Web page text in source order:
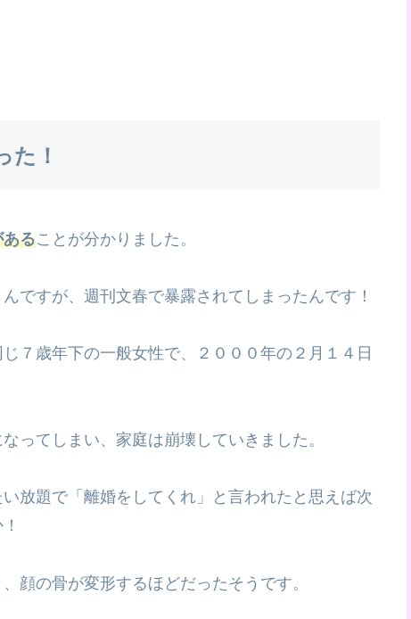
た！
あることが分かりました。
ですが、週刊文春で暴露されてしまったんです！
７歳年下の一般女性で、２０００年の２月１４日
ってしまい、家庭は崩壊していきました。
放題で「離婚をしてくれ」と言われたと思えば次
顔の骨が変形するほどだったそうです。